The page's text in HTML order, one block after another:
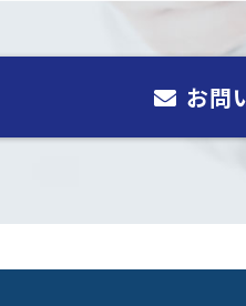
お問